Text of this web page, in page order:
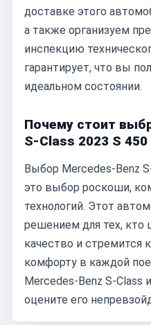
доставке этого
а также организуем
инспекцию
гарантирует, что вы
идеальном состоянии.
Почему стоит
S-Class 2023 S 450
Выбор Mercedes-Benz
это выбор роскоши,
технологий. Этот
решением для тех, кто
качество и стремится
комфорту в каждой
Mercedes-Benz S-Class
оцените его